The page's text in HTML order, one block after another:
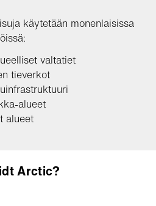
käytetään monenlaisissa
valtatiet
tieverkot
alueet
alueet
Arctic?